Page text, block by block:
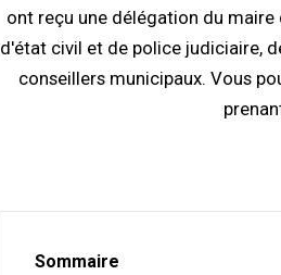
ont reçu une délégation du
d'état civil et de police judiciaire,
conseillers municipaux. Vous
Sommaire